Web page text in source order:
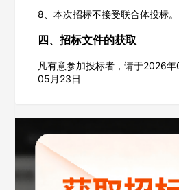
8、本次招标不接受联合体投标。
四、招标文件的获取
凡有意参加投标者，请于2026
05月23日
填写联系电话后会有服务中心的工